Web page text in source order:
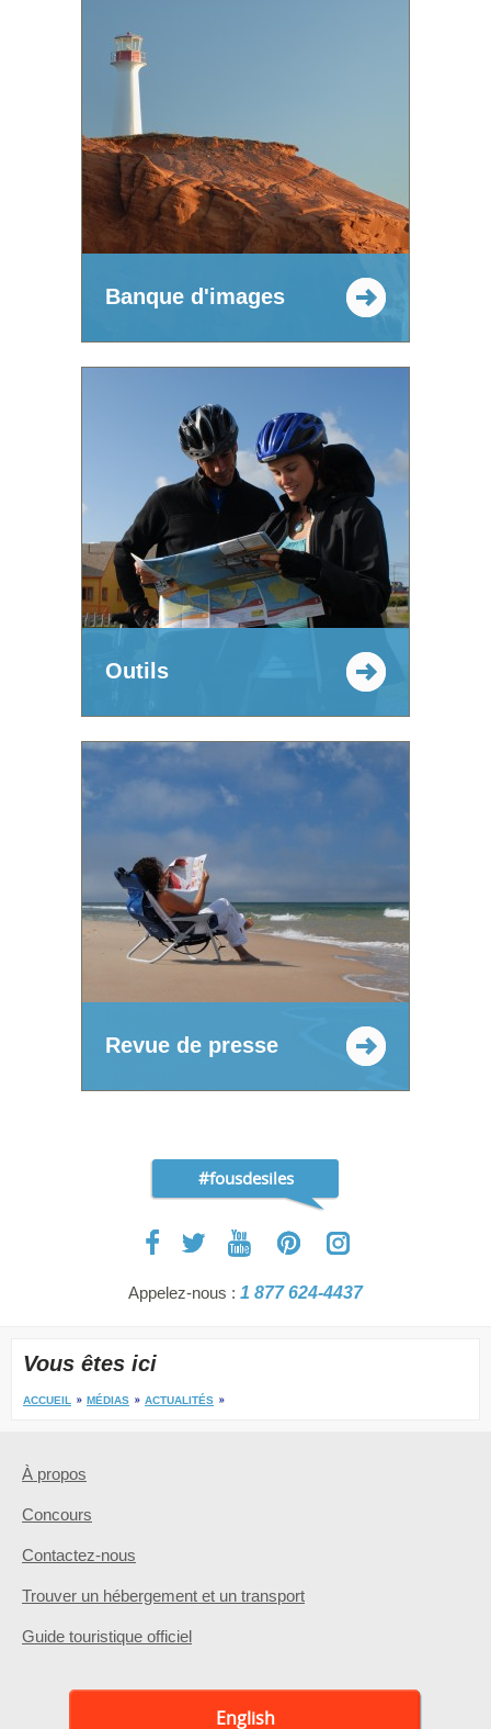
Banque d'images
Outils
Revue de presse
#fousdesiles
Appelez-nous : 1 877 624-4437
Vous êtes ici
ACCUEIL MÉDIAS ACTUALITÉS
À propos
Concours
Contactez-nous
Trouver un hébergement et un transport
Guide touristique officiel
English